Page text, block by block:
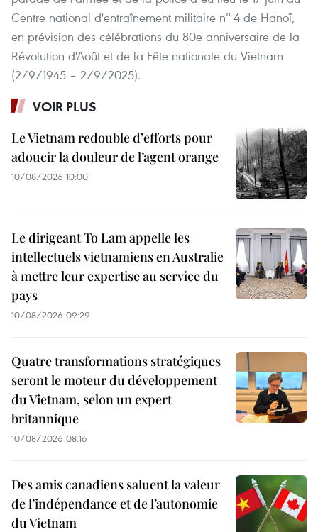
Centre national d'entraînement militaire n° 4 de Hanoï,
en prévision des célébrations du 80e anniversaire de la
Révolution d'Août et de la Fête nationale du Vietnam
(2/9/1945 – 2/9/2025).
VOIR PLUS
Le Vietnam redouble d’efforts pour
adoucir la douleur de l’agent orange
10/08/2026 10:00
Le dirigeant To Lam appelle les
intellectuels vietnamiens en Australie
à mettre leur expertise au service du
pays
10/08/2026 09:29
Quatre transformations stratégiques
seront le moteur du développement
du Vietnam, selon un expert
britannique
10/08/2026 08:16
Des amis canadiens saluent la valeur
de l’indépendance et de l’autonomie
du Vietnam